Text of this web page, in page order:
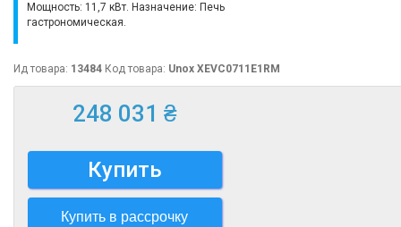
Мощность: 11,7 кВт. Назначение: Печь
гастрономическая.
Ид товара: 13484 Код товара: Unox XEVC0711E1RM
248 031 ₴
Купить
Купить в рассрочку